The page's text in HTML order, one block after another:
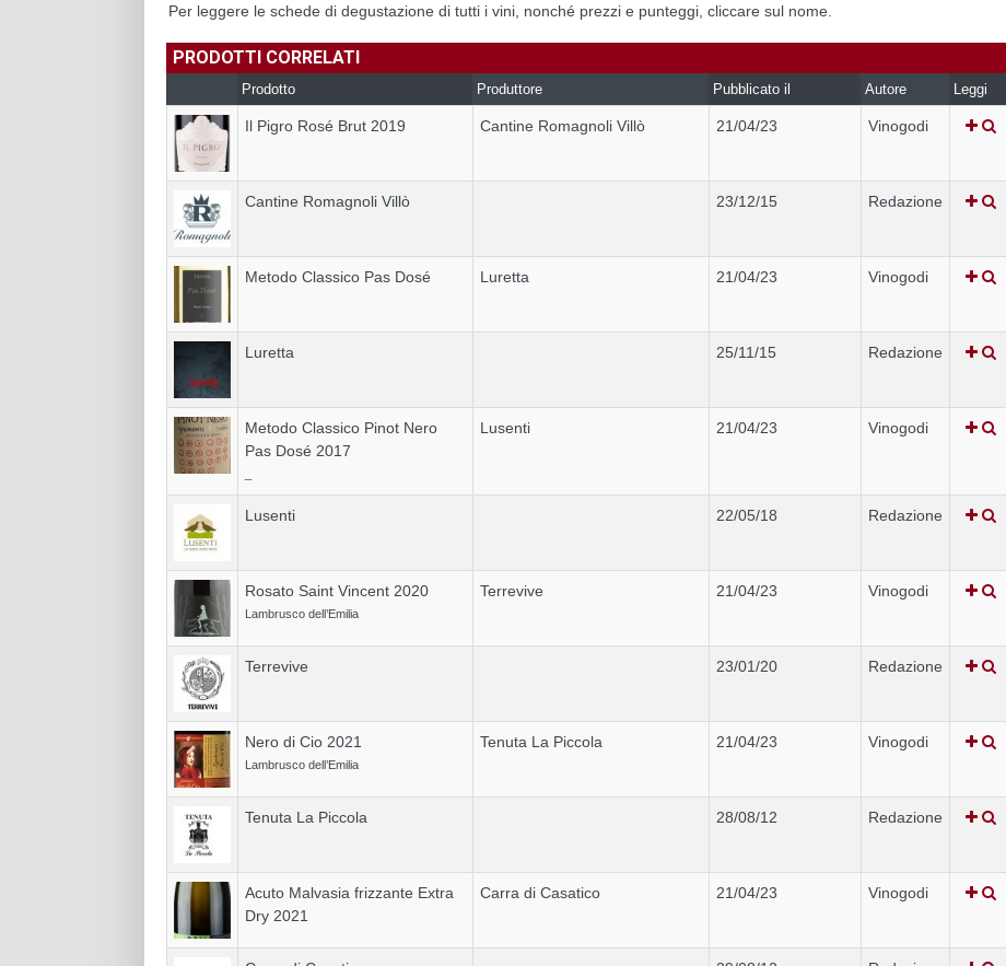
Per leggere le schede di degustazione di tutti i vini, nonché prezzi e punteggi, cliccare sul nome.
PRODOTTI CORRELATI
Prodotto Produttore Pubblicato il Autore Leggi
Il Pigro Rosé Brut 2019 Cantine Romagnoli Villò 21/04/23 Vinogodi
Cantine Romagnoli Villò 23/12/15 Redazione
Metodo Classico Pas Dosé Luretta 21/04/23 Vinogodi
Luretta 25/11/15 Redazione
Metodo Classico Pinot Nero
Pas Dosé 2017
Lusenti 21/04/23 Vinogodi
Lusenti 22/05/18 Redazione
Rosato Saint Vincent 2020
Lambrusco dell’Emilia
Terrevive 21/04/23 Vinogodi
Terrevive 23/01/20 Redazione
Nero di Cio 2021
Lambrusco dell’Emilia
Tenuta La Piccola 21/04/23 Vinogodi
Tenuta La Piccola 28/08/12 Redazione
Acuto Malvasia frizzante Extra
Dry 2021
Carra di Casatico 21/04/23 Vinogodi